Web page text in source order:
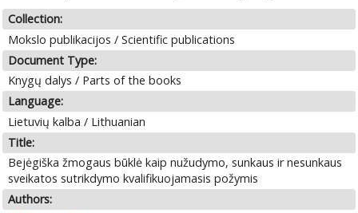
Collection:
Mokslo publikacijos / Scientific publications
Document Type:
Knygų dalys / Parts of the books
Language:
Lietuvių kalba / Lithuanian
Title:
Bejėgiška žmogaus būklė kaip nužudymo, sunkaus ir nesunkaus
sveikatos sutrikdymo kvalifikuojamasis požymis
Authors: